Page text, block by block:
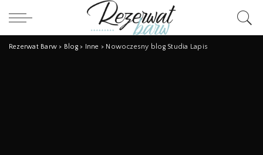
Rezerwat Barw > Blog> Inne > Nowoczesny blog Studia Lapis